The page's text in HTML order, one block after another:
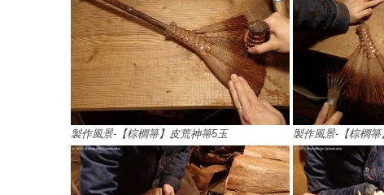
製作風景-【棕櫚箒】皮荒神箒5玉 製作風景-【棕櫚